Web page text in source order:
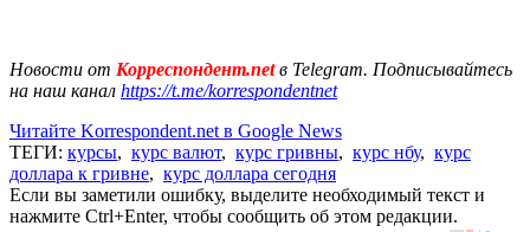
Новости от Корреспондент.netв Telegram. Подписывайтесь
на наш канал https://t.me/korrespondentnet
Читайте Korrespondent.net в Google News
ТЕГИ: курсы, курс валют, курс гривны, курс нбу, курс
доллара к гривне, курс доллара сегодня
Если вы заметили ошибку, выделите необходимый текст и
нажмите Ctrl+Enter, чтобы сообщить об этом редакции.